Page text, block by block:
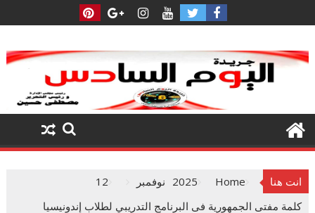
to
انت هنا Home
2025 نوفمبر
12
كلمة مفتى الجمهورية فى البرنامج التدريبي لطلاب إندونيسيا